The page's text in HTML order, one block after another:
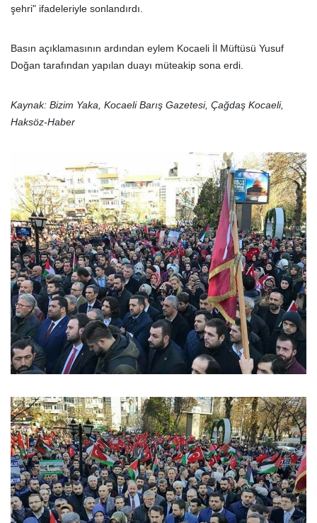
şehri" ifadeleriyle sonlandırdı.
Basın açıklamasının ardından eylem Kocaeli İl Müftüsü Yusuf
Doğan tarafından yapılan duayı müteakip sona erdi.
Kaynak: Bizim Yaka, Kocaeli Barış Gazetesi, Çağdaş Kocaeli,
Haksöz-Haber